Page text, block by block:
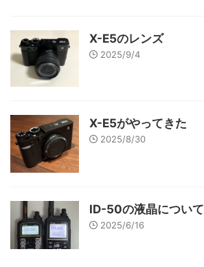
X-E5のレンズ
2025/9/4
X-E5がやってきた
2025/8/30
ID-50の液晶について
2025/6/16